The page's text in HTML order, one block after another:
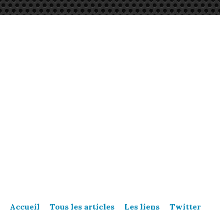
Accueil Tous les articles Les liens Twitter